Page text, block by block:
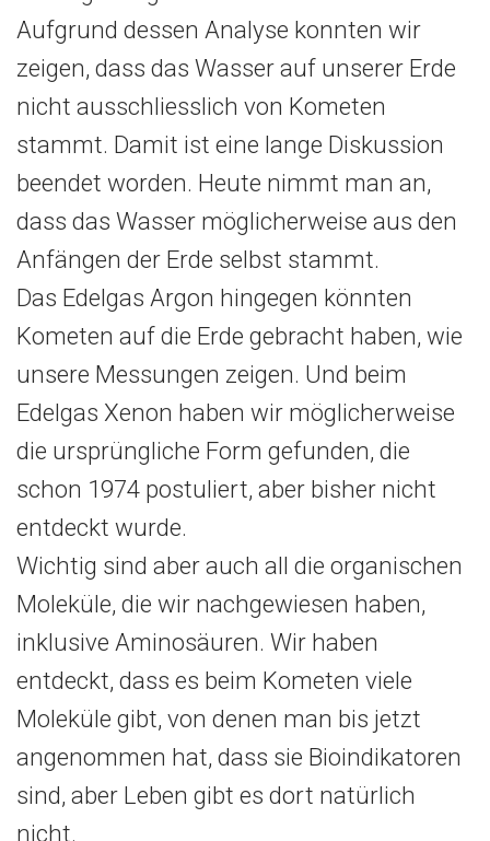
Aufgrund dessen Analyse konnten wir
zeigen, dass das Wasser auf unserer Erde
nicht ausschliesslich von Kometen
stammt. Damit ist eine lange Diskussion
beendet worden. Heute nimmt man an,
dass das Wasser möglicherweise aus den
Anfängen der Erde selbst stammt.
Das Edelgas Argon hingegen könnten
Kometen auf die Erde gebracht haben, wie
unsere Messungen zeigen. Und beim
Edelgas Xenon haben wir möglicherweise
die ursprüngliche Form gefunden, die
schon 1974 postuliert, aber bisher nicht
entdeckt wurde.
Wichtig sind aber auch all die organischen
Moleküle, die wir nachgewiesen haben,
inklusive Aminosäuren. Wir haben
entdeckt, dass es beim Kometen viele
Moleküle gibt, von denen man bis jetzt
angenommen hat, dass sie Bioindikatoren
sind, aber Leben gibt es dort natürlich
nicht.